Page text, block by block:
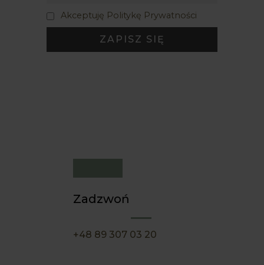
Akceptuję Politykę Prywatności
Zadzwoń
+48 89 307 03 20